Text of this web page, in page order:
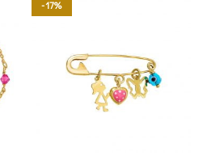
-17%